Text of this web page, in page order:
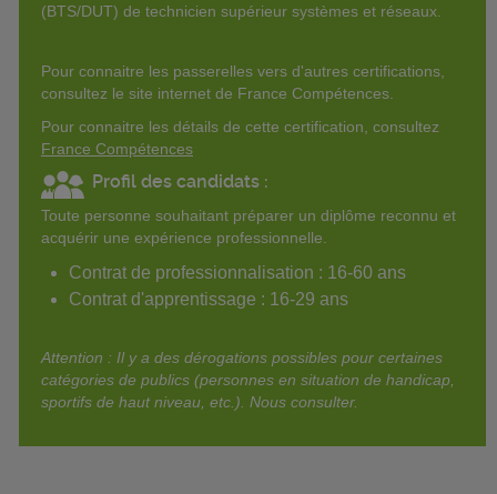
(BTS/DUT) de technicien supérieur systèmes et réseaux.
Pour connaitre les passerelles vers d'autres certifications,
consultez le site internet de France Compétences.
Pour connaitre les détails de cette certification, consultez
France Compétences
Profil des candidats :
Toute personne souhaitant préparer un diplôme reconnu et
acquérir une expérience professionnelle.
Contrat de professionnalisation : 16-60 ans
Contrat d'apprentissage : 16-29 ans
Attention : Il y a des dérogations possibles pour certaines
catégories de publics (personnes en situation de handicap,
sportifs de haut niveau, etc.). Nous consulter.